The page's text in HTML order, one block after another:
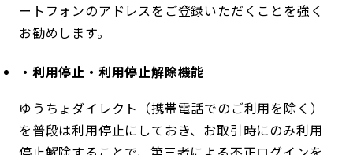
ートフォンのアドレスをご登録いただくことを強く
お勧めします。
・利用停止・利用停止解除機能
ゆうちょダイレクト（携帯電話でのご利用を除く）
を普段は利用停止にしておき、お取引時にのみ利用